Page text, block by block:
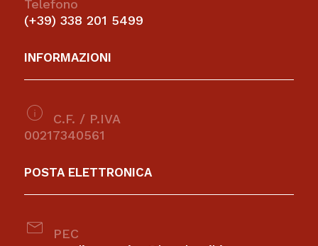
Telefono
(+39) 338 201 5499
INFORMAZIONI
info
C.F. / P.IVA
00217340561
POSTA ELETTRONICA
mail
PEC